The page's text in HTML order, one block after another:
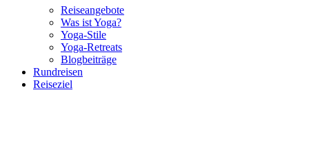
Reiseangebote
Was ist Yoga?
Yoga-Stile
Yoga-Retreats
Blogbeiträge
Rundreisen
Reiseziel